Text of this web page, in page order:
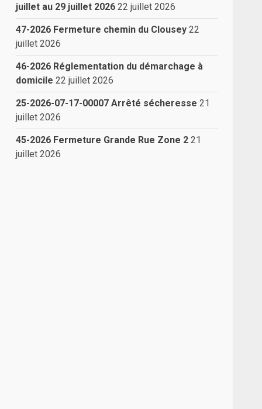
juillet au 29 juillet 2026 22 juillet 2026
47-2026 Fermeture chemin du Clousey 22
juillet 2026
46-2026 Réglementation du démarchage à
domicile 22 juillet 2026
25-2026-07-17-00007 Arrêté sécheresse 21
juillet 2026
45-2026 Fermeture Grande Rue Zone 2 21
juillet 2026